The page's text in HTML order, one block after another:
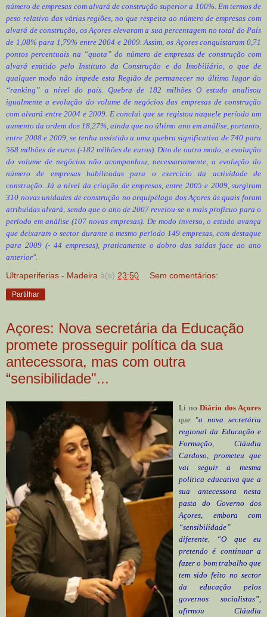
número de empresas com alvará de construção superior a 100%. Em termos de
peso relativo das várias regiões, no que respeita ao número de empresas com
alvará de construção, os Açores elevaram a sua percentagem no total do País
de 1,08% para 1,79% entre 2004 e 2009. Assim, os Açores conquistaram 0,71
pontos percentuais na “quota” do número de empresas de construção com
alvará emitido pelo Instituto da Construção e do Imobiliário, o que de
qualquer modo não impede esta Região de permanecer no último lugar do
“ranking” a nível do país. Quebra de 182 milhões O estudo analisou
igualmente a evolução do volume de negócios das empresas de construção
com alvará entre 2004 e 2009. E conclui que se registou naquele período um
aumento da ordem dos 18,27%, ainda que no último ano em análise, portanto,
entre 2008 e 2009, se tenha assistido a uma quebra significativa de 740 para
568 milhões de euros (-182 milhões de euros). Dito de outro modo, a evolução
do volume de negócios não acompanhou, necessariamente, a evolução do
número de empresas habilitadas para o exercício da actividade de
construção. Já a nível da criação de empresas, entre 2005 e 2009, surgiram
310 novas unidades de construção no arquipélago dos Açores às quais foram
atribuídas alvará, sendo que o ano de 2007 revelou-se o mais profícuo para o
período em análise (107 novas empresas). De modo inverso, o estudo avança
que deixaram o sector durante o mesmo período 149 empresas, com destaque
para 2009 (- 44 empresas), praticamente o dobro das saídas face ao ano
anterior".
Ultraperiferias - Madeira à(s) 23:50 Sem comentários:
Partilhar
Açores: Nova secretária da Educação
promete prosseguir política da sua
antecessora, mas com outra
“sensibilidade"...
Li no Diário dos Açores
que "a nova secretária
regional da Educação e
Formação, Cláudia
Cardoso, prometeu que
vai seguir a mesma
política educativa que a
sua antecessora nesta
pasta do Governo dos
Açores, embora com
“sensibilidade”
diferente. “O que eu
pretendo é continuar a
fazer o bom trabalho que
tem sido feito no sector
da educação pelos
governos socialistas”,
afirmou Cláudia